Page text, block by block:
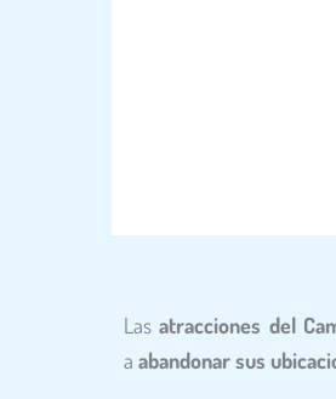
Lasatracciones del
a abandonar sus